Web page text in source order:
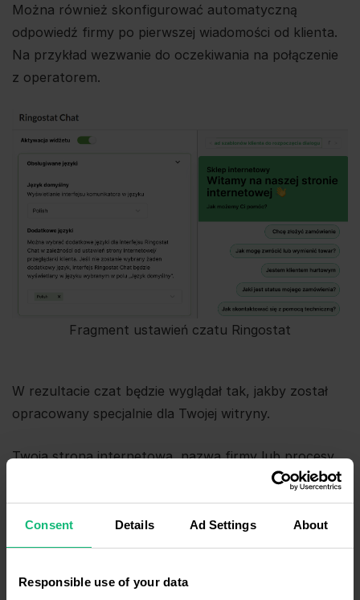
Consent Details Ad Settings About
Responsible use of your data
Można również skonfigurować automatyczną
odpowiedź firmy po pierwszej wiadomości od klienta.
Na przykład wezwanie do oczekiwania na połączenie
z operatorem.
Fragment ustawień czatu Ringostat
W rezultacie czat będzie wyglądał tak, jakby został
opracowany specjalnie dla Twojej witryny.
Twoja strona internetowa, nazwa firmy lub procesy
biznesowe uległy zmianie? Z łatwością zmień sam czat
― zajmuje to do 10 minut.
Pracuj z czatami w ramach jednego